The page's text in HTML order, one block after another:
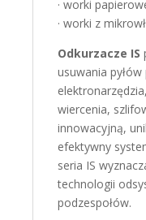
· worki
· worki z
Odkurzacze IS
usuwania
wiercenia,
innowacyjną,
efektywny
seria IS
technologii
podzespołów.